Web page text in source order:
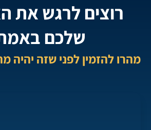
רוצים לרגש את
שלכם
מהרו להזמין לפני שזה יהיה